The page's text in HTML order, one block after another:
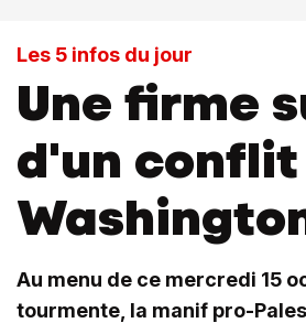
Les 5 infos du jour
Une firme
d'un
Au menu de ce mercredi 15
tourmente, la manif pro-